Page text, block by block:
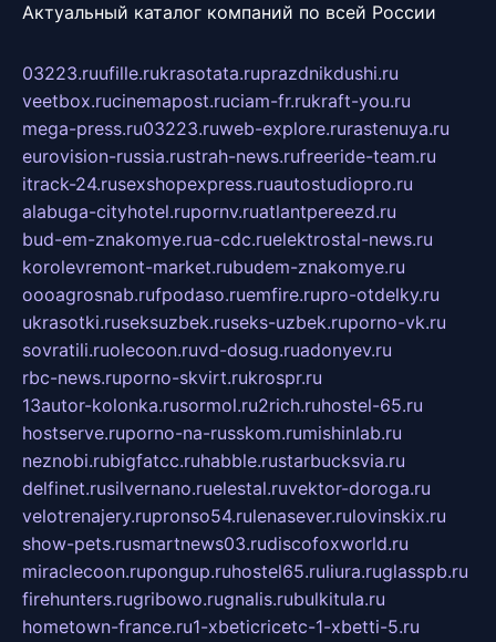
Актуальный каталог компаний по всей России
03223.ruufille.rukrasotata.ruprazdnikdushi.ru
veetbox.rucinemapost.ruciam-fr.rukraft-you.ru
mega-press.ru03223.ruweb-explore.rurastenuya.ru
eurovision-russia.rustrah-news.rufreeride-team.ru
itrack-24.rusexshopexpress.ruautostudiopro.ru
alabuga-cityhotel.rupornv.ruatlantpereezd.ru
bud-em-znakomye.rua-cdc.ruelektrostal-news.ru
korolevremont-market.rubudem-znakomye.ru
oooagrosnab.rufpodaso.ruemfire.rupro-otdelky.ru
ukrasotki.ruseksuzbek.ruseks-uzbek.ruporno-vk.ru
sovratili.ruolecoon.ruvd-dosug.ruadonyev.ru
rbc-news.ruporno-skvirt.rukrospr.ru
13autor-kolonka.rusormol.ru2rich.ruhostel-65.ru
hostserve.ruporno-na-russkom.rumishinlab.ru
neznobi.rubigfatcc.ruhabble.rustarbucksvia.ru
delfinet.rusilvernano.ruelestal.ruvektor-doroga.ru
velotrenajery.rupronso54.rulenasever.rulovinskix.ru
show-pets.rusmartnews03.rudiscofoxworld.ru
miraclecoon.rupongup.ruhostel65.ruliura.ruglasspb.ru
firehunters.rugribowo.rugnalis.rubulkitula.ru
hometown-france.ru1-xbeticricetc-1-xbetti-5.ru